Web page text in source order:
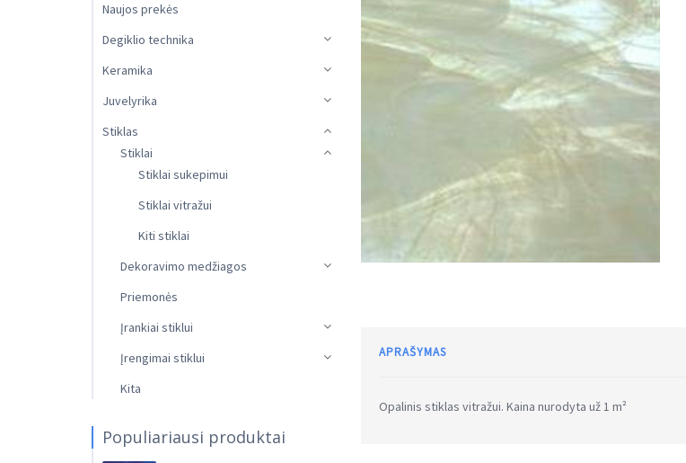
APRAŠYMAS
Opalinis stiklas vitražui. Kaina nurodyta už 1 m²
Naujos prekės
Degiklio technika
Keramika
Juvelyrika
Stiklas
Stiklai
Stiklai sukepimui
Stiklai vitražui
Kiti stiklai
Dekoravimo medžiagos
Priemonės
Įrankiai stiklui
Įrengimai stiklui
Kita
Populiariausi produktai